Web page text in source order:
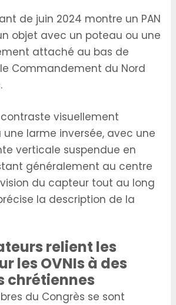
de juin 2024 montre un PAN
objet avec un poteau ou une
attaché au bas de
le Commandement du Nord
contraste visuellement
larme inversée, avec une
verticale suspendue en
généralement au centre
du capteur tout au long
la description de la
relient les
les OVNIs à des
chrétiennes
du Congrès se sont